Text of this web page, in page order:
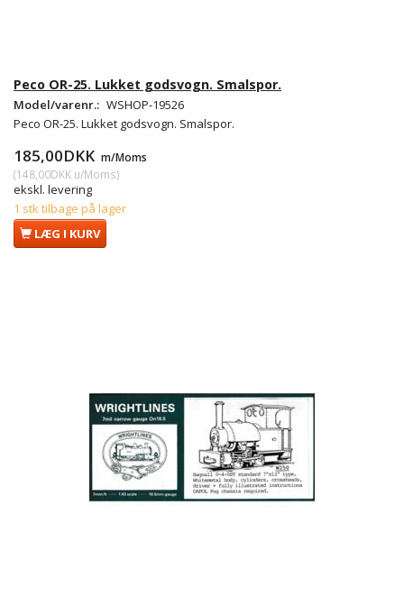
Peco OR-25. Lukket godsvogn. Smalspor.
Model/varenr.: WSHOP-19526
Peco OR-25. Lukket godsvogn. Smalspor.
185,00DKK m/Moms
(148,00DKK u/Moms)
ekskl. levering
1 stk tilbage på lager
LÆG I KURV